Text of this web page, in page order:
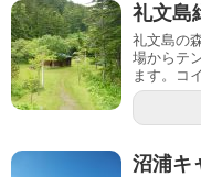
礼文島
礼文島の
場からテ
ます。コ
沼浦キ